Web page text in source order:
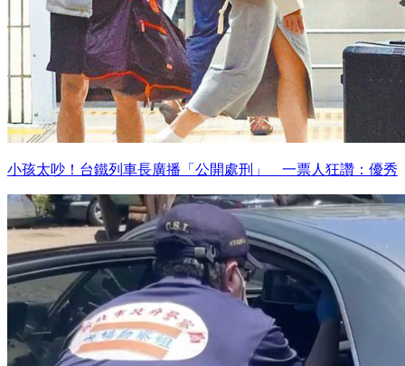
小孩太吵！台鐵列車長廣播「公開處刑」 一票人狂讚：優秀